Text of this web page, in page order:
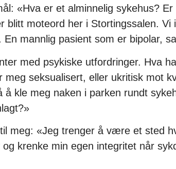
«Hva er et alminnelig sykehus?
blitt moteord her i Stortingssalen. Vi
mannlig pasient som er bipolar,
med psykiske utfordringer. Hva
seksualisert, eller ukritisk mot
kle meg naken i parken rundt
meg: «Jeg trenger å være et sted
krenke min egen integritet når